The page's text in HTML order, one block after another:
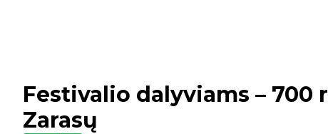
Festivalio dalyviams –
Zarasų